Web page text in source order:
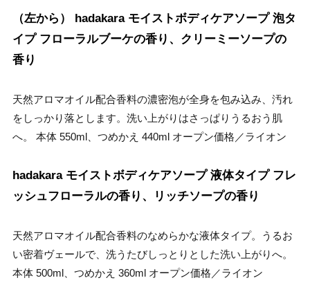
（左から） hadakara モイストボディケアソープ 泡タ
イプ フローラルブーケの香り、クリーミーソープの
香り
天然アロマオイル配合香料の濃密泡が全身を包み込み、汚れ
をしっかり落とします。洗い上がりはさっぱりうるおう肌
へ。 本体 550ml、つめかえ 440ml オープン価格／ライオン
hadakara モイストボディケアソープ 液体タイプ フレ
ッシュフローラルの香り、リッチソープの香り
天然アロマオイル配合香料のなめらかな液体タイプ。うるお
い密着ヴェールで、洗うたびしっとりとした洗い上がりへ。
本体 500ml、つめかえ 360ml オープン価格／ライオン